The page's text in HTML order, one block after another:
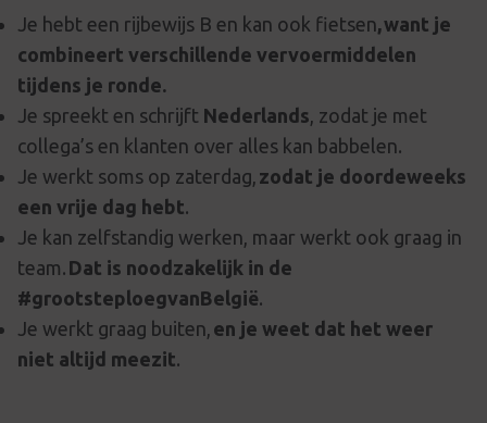
Je hebt een rijbewijs B en kan ook fietsen, want je
combineert verschillende vervoermiddelen
tijdens je ronde.
Je spreekt en schrijft Nederlands, zodat je met
collega’s en klanten over alles kan babbelen.
Je werkt soms op zaterdag, zodat je doordeweeks
een vrije dag hebt.
Je kan zelfstandig werken, maar werkt ook graag in
team. Dat is noodzakelijk in de
#grootsteploegvanBelgië.
Je werkt graag buiten, en je weet dat het weer
niet altijd meezit.